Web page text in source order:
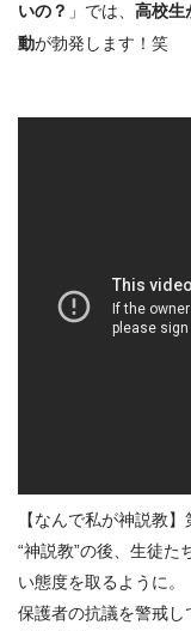
いの？ 」では、 高校生
動が勃発します！笑
【なんで私が神説教
“神説教”の後、生徒た
い態度を取るように。
保護者の抗議を警戒